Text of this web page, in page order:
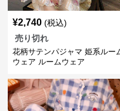
¥2,740 (税込)
売り切れ
花柄サテンパジャマ 姫系ルー
ウェア ルームウェア